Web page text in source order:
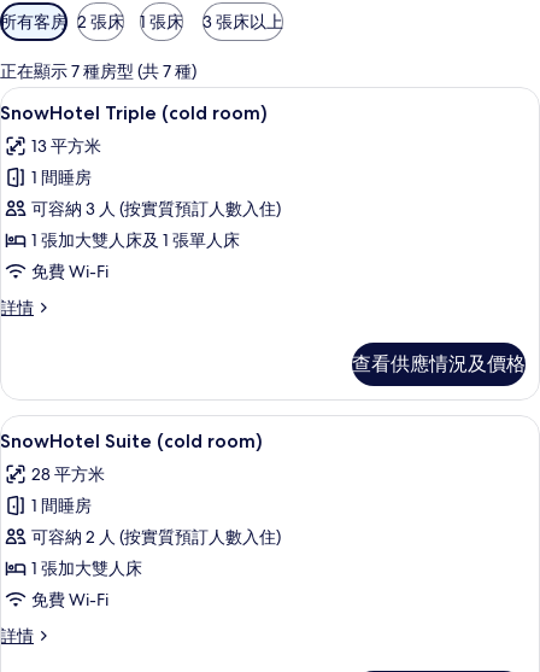
可
用
嘅
客
房
篩
選
條
所有客房 2 張床 1 張床 3 張床以上
正在顯示 7 種房型 (共 7 種)
載
入
所
有
SnowHotel
Triple
(cold
room)
片
SnowHotel Triple (cold room) | 免費
9
SnowHotel Triple (cold room)
13 平方米
1 間睡房
可容納 3 人 (按實質預訂人數入住)
1 張加大雙人床及 1 張單人床
免費 Wi-Fi
詳情
SnowHotel
詳
情
查看供應情況及價格
載
入
所
有
SnowHotel
Suite
(cold
room)
SnowHotel Suite (cold room) | 免費
15
SnowHotel Suite (cold room)
28 平方米
1 間睡房
可容納 2 人 (按實質預訂人數入住)
1 張加大雙人床
免費 Wi-Fi
詳情
SnowHotel